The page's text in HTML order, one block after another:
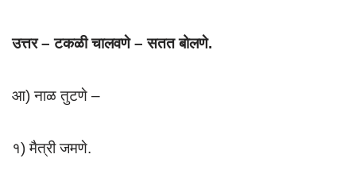
उत्तर – टकळी चालवणे – सतत बोलणे.
आ) नाळ तुटणे –
१) मैत्री जमणे.